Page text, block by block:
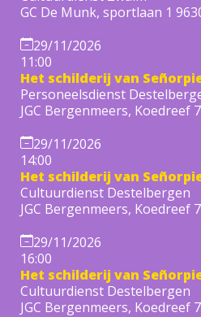
GC De Munk, sportlaan 1
29/11/2026
11:00
Het schilderij van
Personeelsdienst
JGC Bergenmeers, Koedreef
29/11/2026
14:00
Het schilderij van
Cultuurdienst Destelbergen
JGC Bergenmeers, Koedreef
29/11/2026
16:00
Het schilderij van
Cultuurdienst Destelbergen
JGC Bergenmeers, Koedreef